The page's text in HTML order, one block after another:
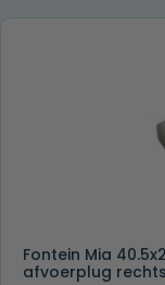
Fontein Mia
afvoerplug rechts